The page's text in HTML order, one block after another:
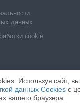
данных
cookie
"НВЦ АГРОВЕТЗАЩИТА".
Используя сайт,
данных Cookies с
вашего браузера.